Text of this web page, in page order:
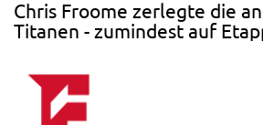
Chris Froome zerlegte die
Titanen - zumindest auf